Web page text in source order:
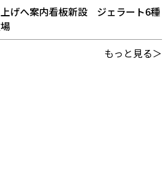
げへ案内看板新設 ジェラート6種
もっと見る＞